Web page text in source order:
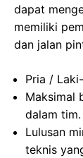
dapat
memiliki
dan jalan
Pria /
Maksimal
dalam tim.
Lulusan
teknis